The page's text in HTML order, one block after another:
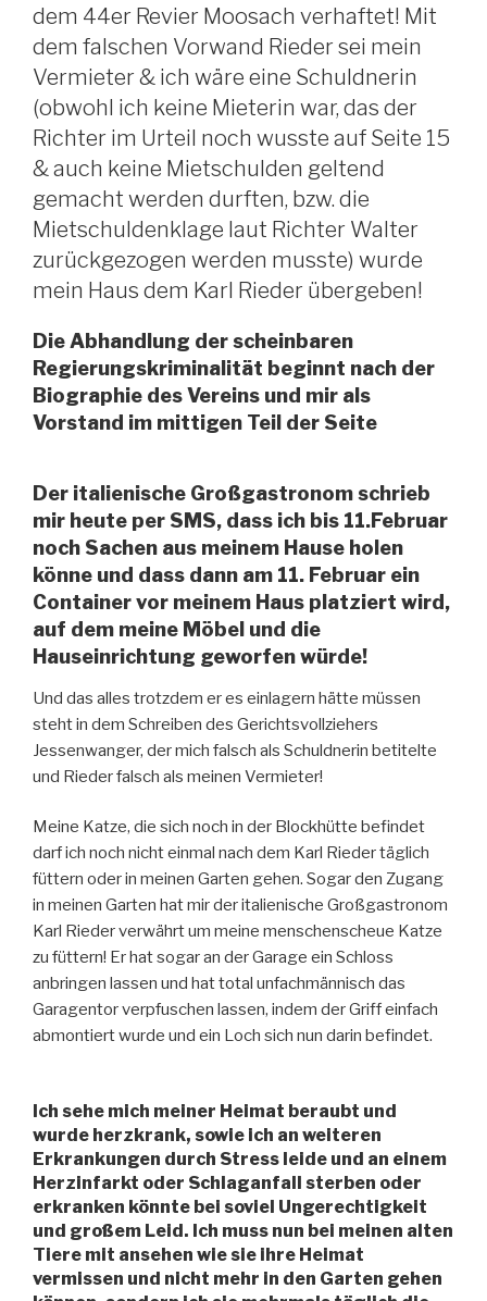
dem 44er Revier Moosach verhaftet! Mit
dem falschen Vorwand Rieder sei mein
Vermieter & ich wäre eine Schuldnerin
(obwohl ich keine Mieterin war, das der
Richter im Urteil noch wusste auf Seite 15
& auch keine Mietschulden geltend
gemacht werden durften, bzw. die
Mietschuldenklage laut Richter Walter
zurückgezogen werden musste) wurde
mein Haus dem Karl Rieder übergeben!
Die Abhandlung der scheinbaren
Regierungskriminalität beginnt nach der
Biographie des Vereins und mir als
Vorstand im mittigen Teil der Seite
Der italienische Großgastronom schrieb
mir heute per SMS, dass ich bis 11.Februar
noch Sachen aus meinem Hause holen
könne und dass dann am 11. Februar ein
Container vor meinem Haus platziert wird,
auf dem meine Möbel und die
Hauseinrichtung geworfen würde!
Und das alles trotzdem er es einlagern hätte müssen
steht in dem Schreiben des Gerichtsvollziehers
Jessenwanger, der mich falsch als Schuldnerin betitelte
und Rieder falsch als meinen Vermieter!
Meine Katze, die sich noch in der Blockhütte befindet
darf ich noch nicht einmal nach dem Karl Rieder täglich
füttern oder in meinen Garten gehen. Sogar den Zugang
in meinen Garten hat mir der italienische Großgastronom
Karl Rieder verwährt um meine menschenscheue Katze
zu füttern! Er hat sogar an der Garage ein Schloss
anbringen lassen und hat total unfachmännisch das
Garagentor verpfuschen lassen, indem der Griff einfach
abmontiert wurde und ein Loch sich nun darin befindet.
Ich sehe mich meiner Heimat beraubt und
wurde herzkrank, sowie ich an weiteren
Erkrankungen durch Stress leide und an einem
Herzinfarkt oder Schlaganfall sterben oder
erkranken könnte bei soviel Ungerechtigkeit
und großem Leid. Ich muss nun bei meinen alten
Tiere mit ansehen wie sie ihre Heimat
vermissen und nicht mehr in den Garten gehen